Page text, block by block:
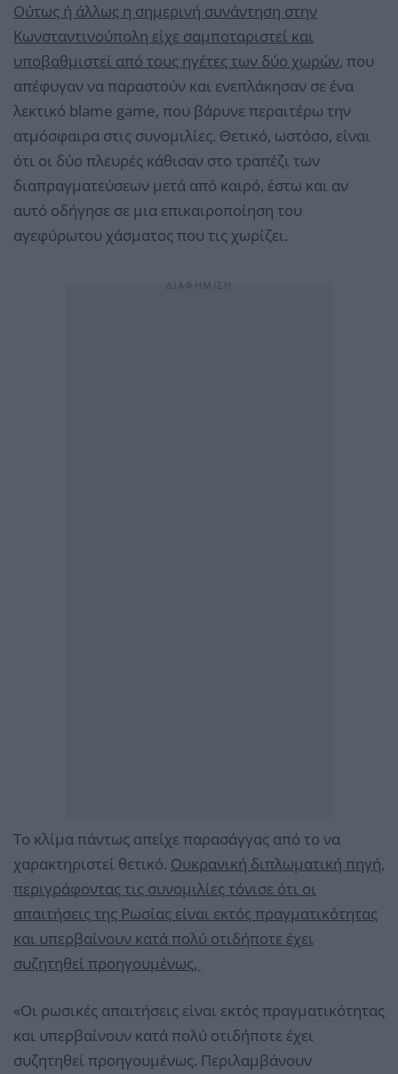
Ούτως ή άλλως η σημερινή συνάντηση στην
Κωνσταντινούπολη είχε σαμποταριστεί και
υποβαθμιστεί από τους ηγέτες των δύο χωρών, που
απέφυγαν να παραστούν και ενεπλάκησαν σε ένα
λεκτικό blame game, που βάρυνε περαιτέρω την
ατμόσφαιρα στις συνομιλίες. Θετικό, ωστόσο, είναι
ότι οι δύο πλευρές κάθισαν στο τραπέζι των
διαπραγματεύσεων μετά από καιρό, έστω και αν
αυτό οδήγησε σε μια επικαιροποίηση του
αγεφύρωτου χάσματος που τις χωρίζει.
Το κλίμα πάντως απείχε παρασάγγας από το να
χαρακτηριστεί θετικό. Ουκρανική διπλωματική πηγή,
περιγράφοντας τις συνομιλίες τόνισε ότι οι
απαιτήσεις της Ρωσίας είναι εκτός πραγματικότητας
και υπερβαίνουν κατά πολύ οτιδήποτε έχει
συζητηθεί προηγουμένως,
«Οι ρωσικές απαιτήσεις είναι εκτός πραγματικότητας
και υπερβαίνουν κατά πολύ οτιδήποτε έχει
συζητηθεί προηγουμένως. Περιλαμβάνουν